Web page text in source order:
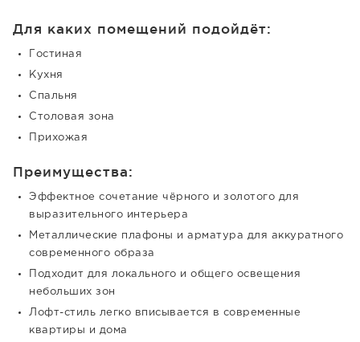
Для каких помещений подойдёт:
Гостиная
Кухня
Спальня
Столовая зона
Прихожая
Преимущества:
Эффектное сочетание чёрного и золотого для
выразительного интерьера
Металлические плафоны и арматура для аккуратного
современного образа
Подходит для локального и общего освещения
небольших зон
Лофт-стиль легко вписывается в современные
квартиры и дома